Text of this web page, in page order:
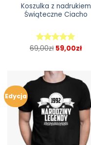
Koszulka z nadrukiem
Świąteczne Ciacho
Oceniono
69,00zł 59,00zł
Edycja